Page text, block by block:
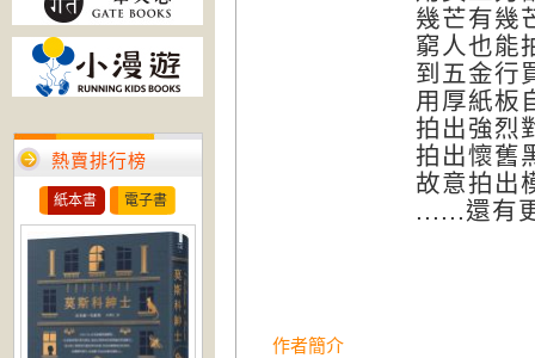
熱賣排行榜
紙本書 電子書
幾芒有幾
窮人也能
到五金行
用厚紙板
拍出強烈
拍出懷舊
故意拍出
......還有
作者簡介